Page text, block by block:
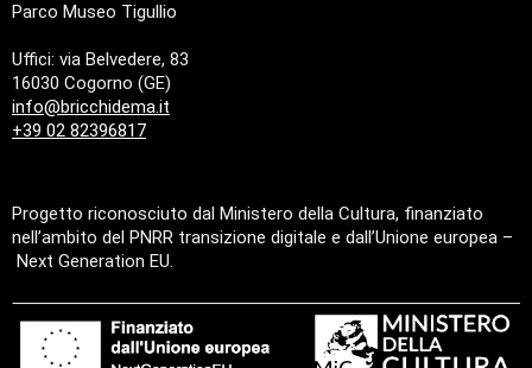
Parco Museo Tigullio
Uffici: via Belvedere, 83
16030 Cogorno (GE)
info@bricchidema.it
+39 02 82396817
Progetto riconosciuto dal Ministero della Cultura, finanziato
nell’ambito del PNRR transizione digitale e dall’Unione europea –
Next Generation EU.